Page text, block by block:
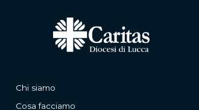
Chi siamo
Cosa facciamo